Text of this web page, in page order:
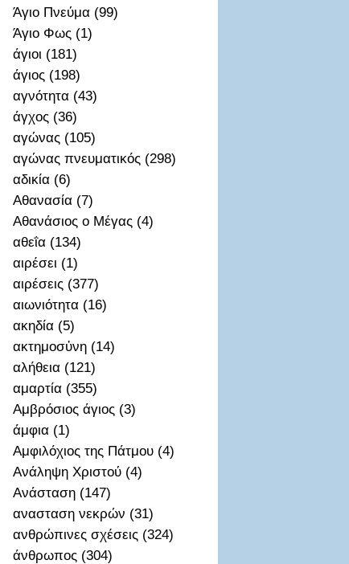
Άγιο Πνεύμα (99)
Άγιο Φως (1)
άγιοι (181)
άγιος (198)
αγνότητα (43)
άγχος (36)
αγώνας (105)
αγώνας πνευματικός (298)
αδικία (6)
Αθανασία (7)
Αθανάσιος ο Μέγας (4)
αθεΐα (134)
αιρέσει (1)
αιρέσεις (377)
αιωνιότητα (16)
ακηδία (5)
ακτημοσὐνη (14)
αλήθεια (121)
αμαρτία (355)
Αμβρόσιος άγιος (3)
άμφια (1)
Αμφιλόχιος της Πάτμου (4)
Ανάληψη Χριστού (4)
Ανάσταση (147)
ανασταση νεκρών (31)
ανθρώπινες σχέσεις (324)
άνθρωπος (304)